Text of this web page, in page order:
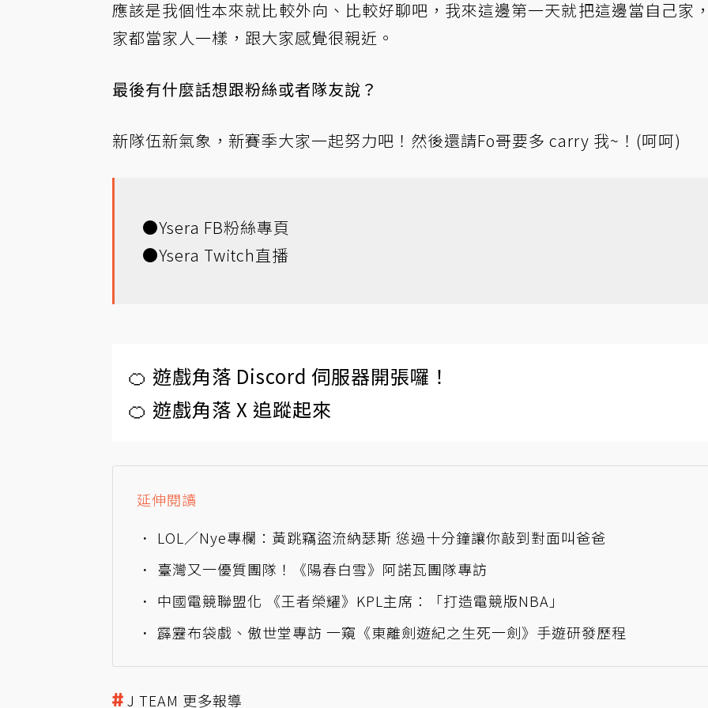
應該是我個性本來就比較外向、比較好聊吧，我來這邊第一天就把這邊當自己家
家都當家人一樣，跟大家感覺很親近。
最後有什麼話想跟粉絲或者隊友說？
新隊伍新氣象，新賽季大家一起努力吧！然後還請Fo哥要多 carry 我~！(呵呵)
●Ysera FB粉絲專頁
●Ysera Twitch直播
🍊 遊戲角落 Discord 伺服器開張囉！
🍊 遊戲角落 X 追蹤起來
延伸閱讀
LOL／Nye專欄：黃跳竊盜流納瑟斯 慫過十分鐘讓你敲到對面叫爸爸
臺灣又一優質團隊！《陽春白雪》阿諾瓦團隊專訪
中國電競聯盟化 《王者榮耀》KPL主席：「打造電競版NBA」
霹靂布袋戲、傲世堂專訪 一窺《東離劍遊紀之生死一劍》手遊研發歷程
J TEAM 更多報導